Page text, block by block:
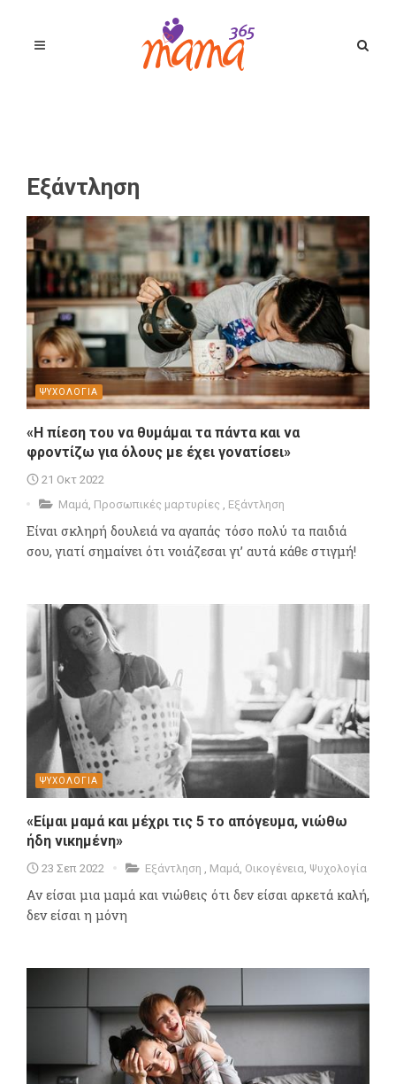
Εξάντληση
ΨΥΧΟΛΟΓΙΑ
«H πίεση του να θυμάμαι τα πάντα και να
φροντίζω για όλους με έχει γονατίσει»
21 Οκτ 2022
Μαμά, Προσωπικές μαρτυρίες , Εξάντληση
Είναι σκληρή δουλειά να αγαπάς τόσο πολύ τα παιδιά
σου, γιατί σημαίνει ότι νοιάζεσαι γι’ αυτά κάθε στιγμή!
ΨΥΧΟΛΟΓΙΑ
«Είμαι μαμά και μέχρι τις 5 το απόγευμα, νιώθω
ήδη νικημένη»
23 Σεπ 2022 Εξάντληση Μαμά Οικογένεια Ψυχολογία
Αν είσαι μια μαμά και νιώθεις ότι δεν είσαι αρκετά καλή,
δεν είσαι η μόνη